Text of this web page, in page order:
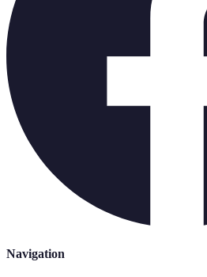
Navigation